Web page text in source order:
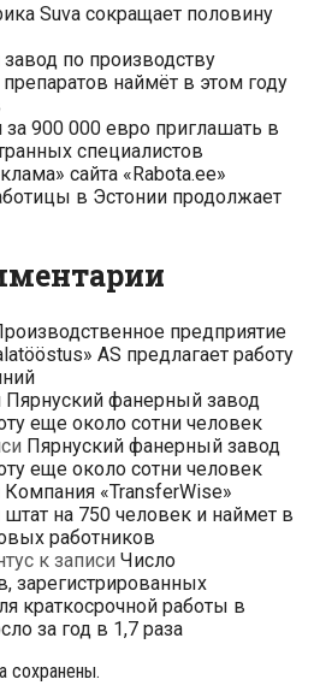
Suva сокращает половину
по производству
наймёт в этом году
за 900 000 евро приглашать в
специалистов
сайта «Rabota.ee»
в Эстонии продолжает
предприятие
AS предлагает работу
Пярнуский фанерный завод
еще около сотни человек
Пярнуский фанерный завод
еще около сотни человек
Компания «TransferWise»
на 750 человек и наймет в
работников
к записи Число
зарегистрированных
краткосрочной работы в
за год в 1,7 раза
сохранены.